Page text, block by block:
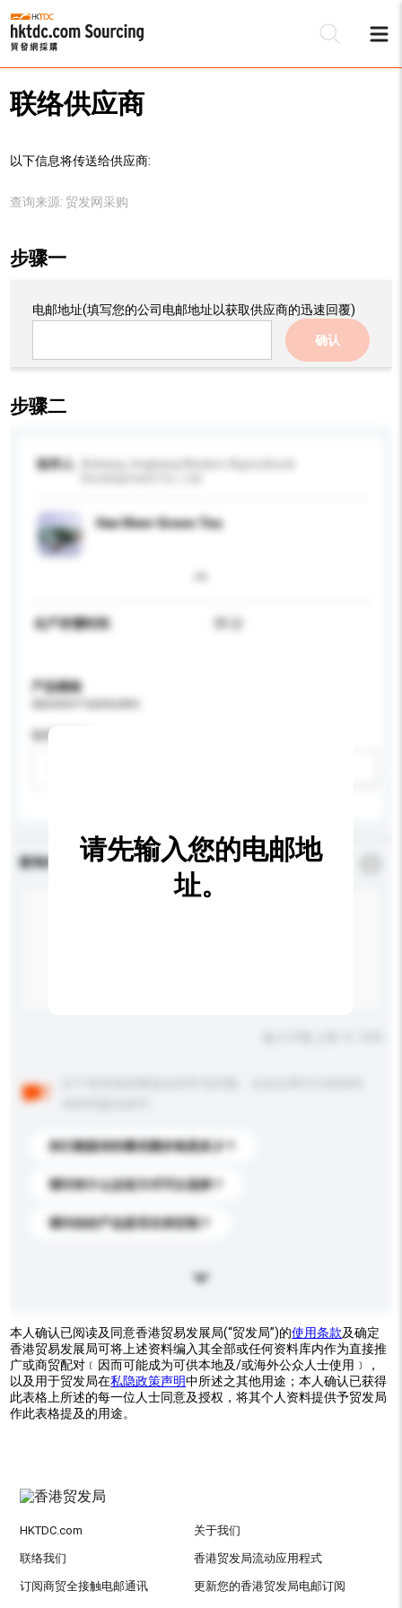
联络供应商
以下信息将传送给供应商:
查询来源: 贸发网采购
步骤一
电邮地址(填写您的公司电邮地址以获取供应商的迅速回覆)
确认
步骤二
收件人
Han River Green Tea
生产所需时间
产品规格
咖啡因类型
查询内容 *必须填写
你们能提供的最优惠价格是多少？
请问有什么运送方式可以选择？
请问你的产品是否支持定制？
请先输入您的电邮地
址。
本人确认已阅读及同意香港贸易发展局(“贸发局”)的使用条款及确定
香港贸易发展局可将上述资料编入其全部或任何资料库内作为直接推
广或商贸配对﹝因而可能成为可供本地及/或海外公众人士使用﹞，
以及用于贸发局在私隐政策声明中所述之其他用途；本人确认已获得
此表格上所述的每一位人士同意及授权，将其个人资料提供予贸发局
作此表格提及的用途。
HKTDC.com 关于我们
联络我们 香港贸发局流动应用程式
订阅商贸全接触电邮通讯 更新您的香港贸发局电邮订阅